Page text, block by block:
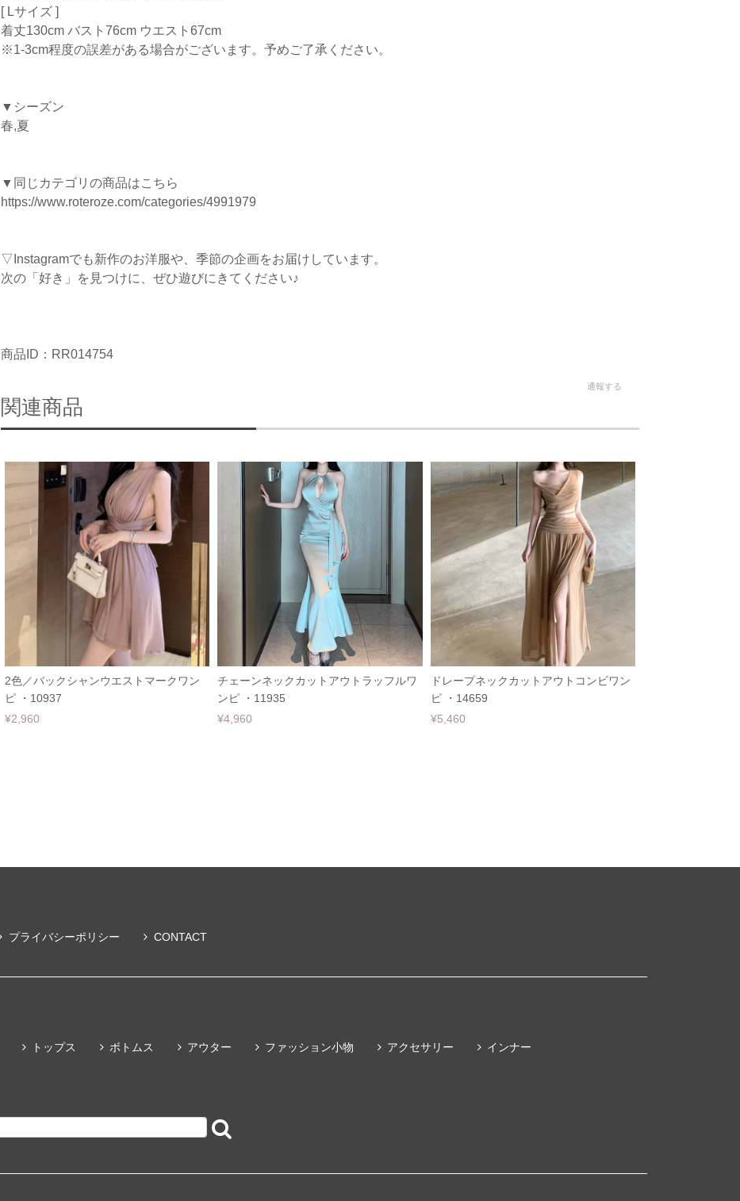
[ Lサイズ ]
着丈130cm バスト76cm ウエスト67cm
※1-3cm程度の誤差がある場合がございます。予めご了承ください。
▼シーズン
春,夏
▼同じカテゴリの商品はこちら
https://www.roteroze.com/categories/4991979
▽Instagramでも新作のお洋服や、季節の企画をお届けしています。
次の「好き」を見つけに、ぜひ遊びにきてください♪
商品ID：RR014754
通報する
関連商品
2色／バックシャンウエストマークワン
ピ ・10937
¥2,960
チェーンネックカットアウトラッフルワ
ンピ ・11935
¥4,960
ドレープネックカットアウトコンビワン
ピ ・14659
¥5,460
プライバシーポリシー CONTACT
トップス ボトムス アウター ファッション小物 アクセサリー
インナー